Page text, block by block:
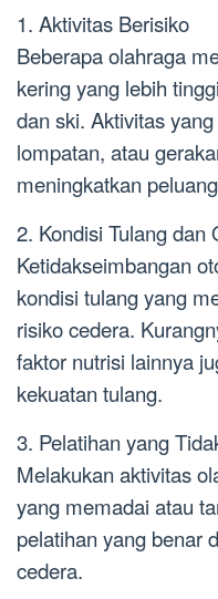
1. Aktivitas Berisiko
Beberapa olahraga
kering yang lebih
dan ski. Aktivitas
lompatan, atau
meningkatkan
2. Kondisi Tulang dan
Ketidakseimbangan
kondisi tulang yang
risiko cedera.
faktor nutrisi lainnya
kekuatan tulang.
3. Pelatihan yang
Melakukan aktivitas
yang memadai atau
pelatihan yang benar
cedera.